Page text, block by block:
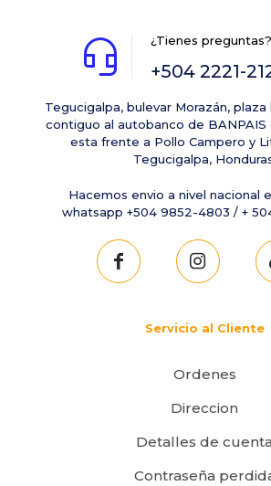
¿Tienes
+504 2221-
Tegucigalpa, bulevar Morazán, plaza
contiguo al autobanco de BANPAIS
esta frente a Pollo Campero y
Tegucigalpa,
Hacemos envio a nivel nacional
whatsapp +504 9852-4803 / +
Servicio al Cliente
Ordenes
Direccion
Detalles de cuenta
Contraseña